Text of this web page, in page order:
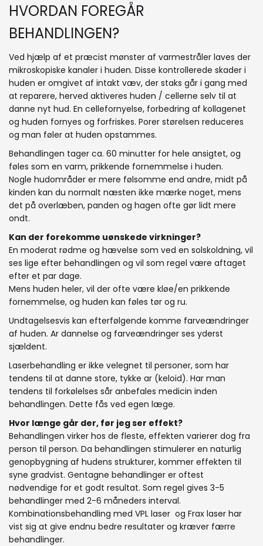
HVORDAN FOREGÅR
BEHANDLINGEN?
Ved hjælp af et præcist mønster af varmestråler laves der
mikroskopiske kanaler i huden. Disse kontrollerede skader i
huden er omgivet af intakt væv, der staks går i gang med
at reparere, herved aktiveres huden / cellerne selv til at
danne nyt hud. En cellefornyelse, forbedring af kollagenet
og huden fornyes og forfriskes. Porer størelsen reduceres
og man føler at huden opstammes.
Behandlingen tager ca. 60 minutter for hele ansigtet, og
føles som en varm, prikkende fornemmelse i huden.
Nogle hudområder er mere følsomme end andre, midt på
kinden kan du normalt næsten ikke mærke noget, mens
det på overlæben, panden og hagen ofte gør lidt mere
ondt.
Kan der forekomme uønskede virkninger?
En moderat rødme og hævelse som ved en solskoldning, vil
ses lige efter behandlingen og vil som regel være aftaget
efter et par dage.
Mens huden heler, vil der ofte være kløe/en prikkende
fornemmelse, og huden kan føles tør og ru.
Undtagelsesvis kan efterfølgende komme farveændringer
af huden. Ar dannelse og farveændringer ses yderst
sjældent.
Laserbehandling er ikke velegnet til personer, som har
tendens til at danne store, tykke ar (keloid). Har man
tendens til forkølelses sår anbefales medicin inden
behandlingen. Dette fås ved egen læge.
Hvor længe går der, før jeg ser effekt?
Behandlingen virker hos de fleste, effekten varierer dog fra
person til person. Da behandlingen stimulerer en naturlig
genopbygning af hudens strukturer, kommer effekten til
syne gradvist. Gentagne behandlinger er oftest
nødvendige for et godt resultat. Som regel gives 3-5
behandlinger med 2-6 måneders interval.
Kombinationsbehandling med VPL laser og Frax laser har
vist sig at give endnu bedre resultater og kræver færre
behandlinger.